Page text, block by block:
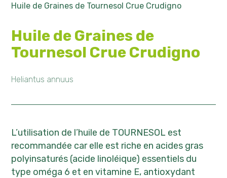
Huile de Graines de Tournesol Crue Crudigno
Huile de Graines de
Tournesol Crue Crudigno
Heliantus annuus
L’utilisation de l’huile de TOURNESOL est
recommandée car elle est riche en acides gras
polyinsaturés (acide linoléique) essentiels du
type oméga 6 et en vitamine E, antioxydant